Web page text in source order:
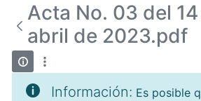
Acta No. 03 del
abril de 2023.pdf
Información: Es posible